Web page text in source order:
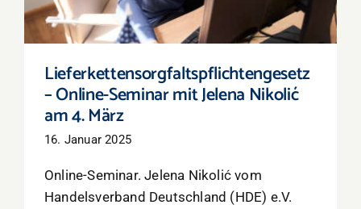
Lieferkettensorgfaltspflichtengesetz
– Online-Seminar mit Jelena Nikolić
am 4. März
16. Januar 2025
Online-Seminar. Jelena Nikolić vom
Handelsverband Deutschland (HDE) e.V.